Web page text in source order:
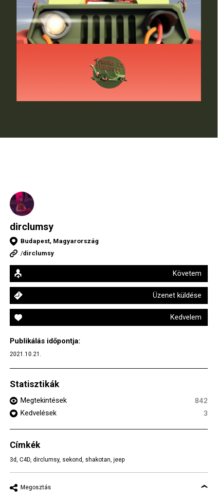
dirclumsy
Budapest, Magyarország
/dirclumsy
Követem
Üzenet küldése
Kedvelem
Publikálás időpontja:
2021.10.21.
Statisztikák
Megtekintések
842
Kedvelések
3
Címkék
3d, C4D, dirclumsy, sekond, shakotan, jeep
Megosztás